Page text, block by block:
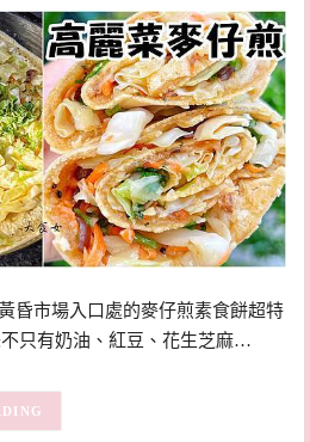
昏市場入口處的麥仔煎素食餅超特
只有奶油、紅豆、花生芝麻…